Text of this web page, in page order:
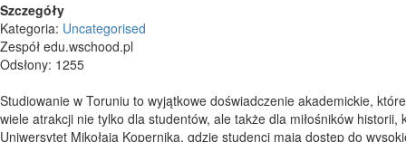
Szczegóły
Kategoria: Uncategorised
Zespół edu.wschood.pl
Odsłony: 1255
Studiowanie w Toruniu to wyjątkowe doświadczenie akademickie,
wiele atrakcji nie tylko dla studentów, ale także dla miłośników
Uniwersytet Mikołaja Kopernika, gdzie studenci mają dostęp do